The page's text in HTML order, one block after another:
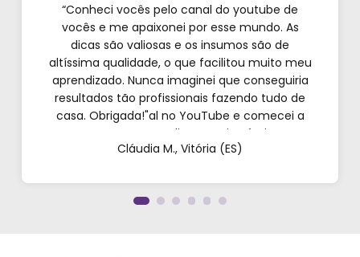
“Conheci vocês pelo canal do youtube de
vocês e me apaixonei por esse mundo. As
dicas são valiosas e os insumos são de
altíssima qualidade, o que facilitou muito meu
aprendizado. Nunca imaginei que conseguiria
resultados tão profissionais fazendo tudo de
casa. Obrigada!"al no YouTube e comecei a
testar em casa. As dicas são incríveis e os
produtos são exatamente como mostram nos
perfumes!”
Cláudia M., Vitória (ES)